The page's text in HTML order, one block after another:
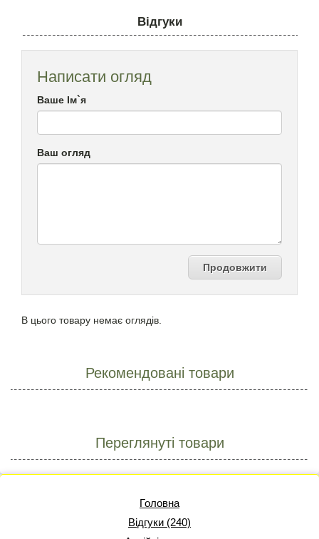
Відгуки
Написати огляд
Ваше Ім`я
Ваш огляд
Продовжити
В цього товару немає оглядів.
Рекомендовані товари
Переглянуті товари
Головна
Відгуки (240)